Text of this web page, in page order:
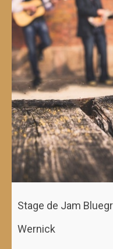
Stage de Jam
Wernick